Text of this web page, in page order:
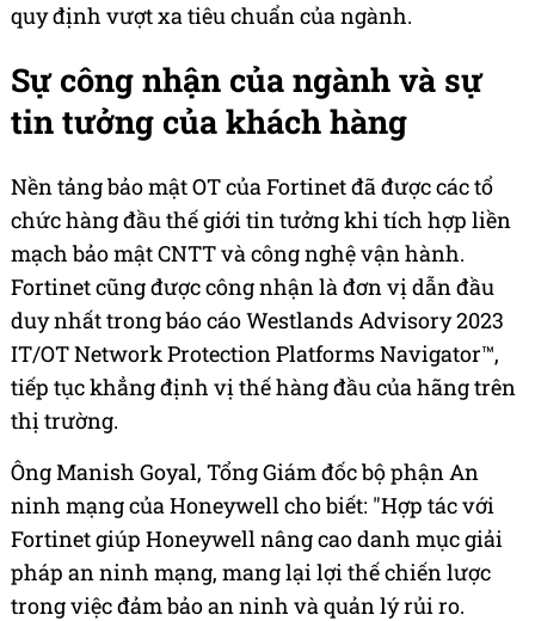
quy định vượt xa tiêu chuẩn của ngành.
Sự công nhận của ngành và sự
tin tưởng của khách hàng
Nền tảng bảo mật OT của Fortinet đã được các tổ
chức hàng đầu thế giới tin tưởng khi tích hợp liền
mạch bảo mật CNTT và công nghệ vận hành.
Fortinet cũng được công nhận là đơn vị dẫn đầu
duy nhất trong báo cáo Westlands Advisory 2023
IT/OT Network Protection Platforms Navigator™,
tiếp tục khẳng định vị thế hàng đầu của hãng trên
thị trường.
Ông Manish Goyal, Tổng Giám đốc bộ phận An
ninh mạng của Honeywell cho biết: "Hợp tác với
Fortinet giúp Honeywell nâng cao danh mục giải
pháp an ninh mạng, mang lại lợi thế chiến lược
trong việc đảm bảo an ninh và quản lý rủi ro.